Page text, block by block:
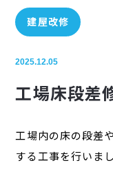
建屋改修
2025.12.05
工場床段差
工場内の床の段差
する工事を行いまし